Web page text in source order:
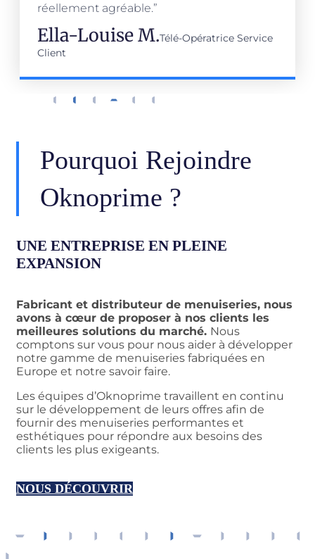
réellement agréable.”
Ella-Louise M.Télé-Opératrice Service
Client
Pourquoi Rejoindre
Oknoprime ?
UNE ENTREPRISE EN PLEINE
EXPANSION
Fabricant et distributeur de menuiseries, nous
avons à cœur de proposer à nos clients les
meilleures solutions du marché. Nous
comptons sur vous pour nous aider à développer
notre gamme de menuiseries fabriquées en
Europe et notre savoir faire.
Les équipes d’Oknoprime travaillent en continu
sur le développement de leurs offres afin de
fournir des menuiseries performantes et
esthétiques pour répondre aux besoins des
clients les plus exigeants.
NOUS DÉCOUVRIR